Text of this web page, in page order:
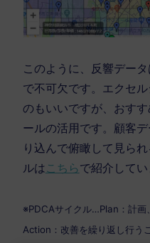
このように、反響データ
で不可欠です。エクセ
のもいいですが、おす
ールの活用です。顧客
り込んで俯瞰して見ら
ルは こちら で紹介してい
※PDCAサイクル…Plan：計画
Action：改善を繰り返し行う